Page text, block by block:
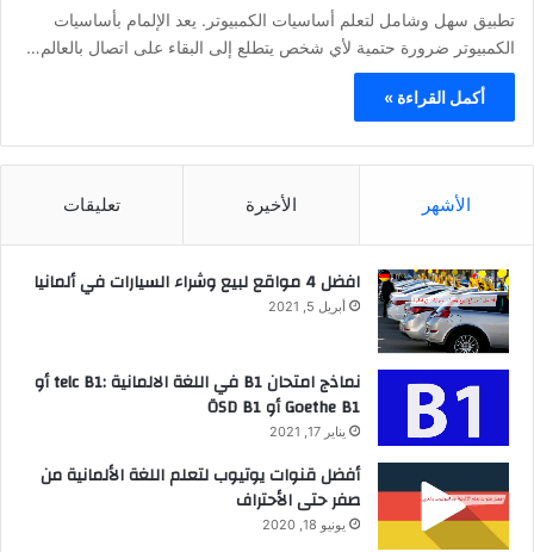
تطبيق سهل وشامل لتعلم أساسيات الكمبيوتر. يعد الإلمام بأساسيات
الكمبيوتر ضرورة حتمية لأي شخص يتطلع إلى البقاء على اتصال بالعالم…
أكمل القراءة »
الأشهر الأخيرة تعليقات
افضل 4 مواقع لبيع وشراء السيارات في ألمانيا
أبريل 5, 2021
نماذج امتحان B1 في اللغة الالمانية :telc B1 أو
Goethe B1 أو ÖSD B1
يناير 17, 2021
أفضل قنوات يوتيوب لتعلم اللغة الألمانية من
صفر حتى الأحتراف
يونيو 18, 2020